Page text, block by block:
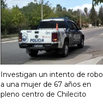
Investigan un intento de robo
a una mujer de 67 años en
pleno centro de Chilecito